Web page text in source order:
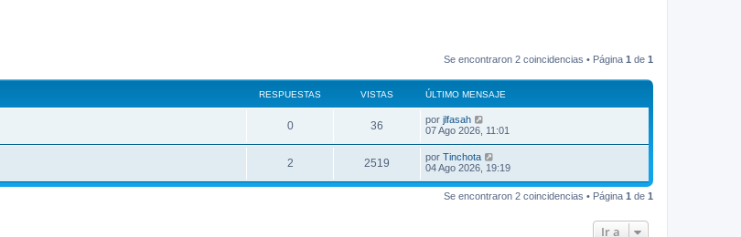
Se encontraron 2 coincidencias • Página 1 de 1
RESPUESTAS VISTAS ÚLTIMO MENSAJE
0 36 por jlfasah
07 Ago 2026, 11:01
2 2519 por Tinchota
04 Ago 2026, 19:19
Se encontraron 2 coincidencias • Página 1 de 1
Ir a